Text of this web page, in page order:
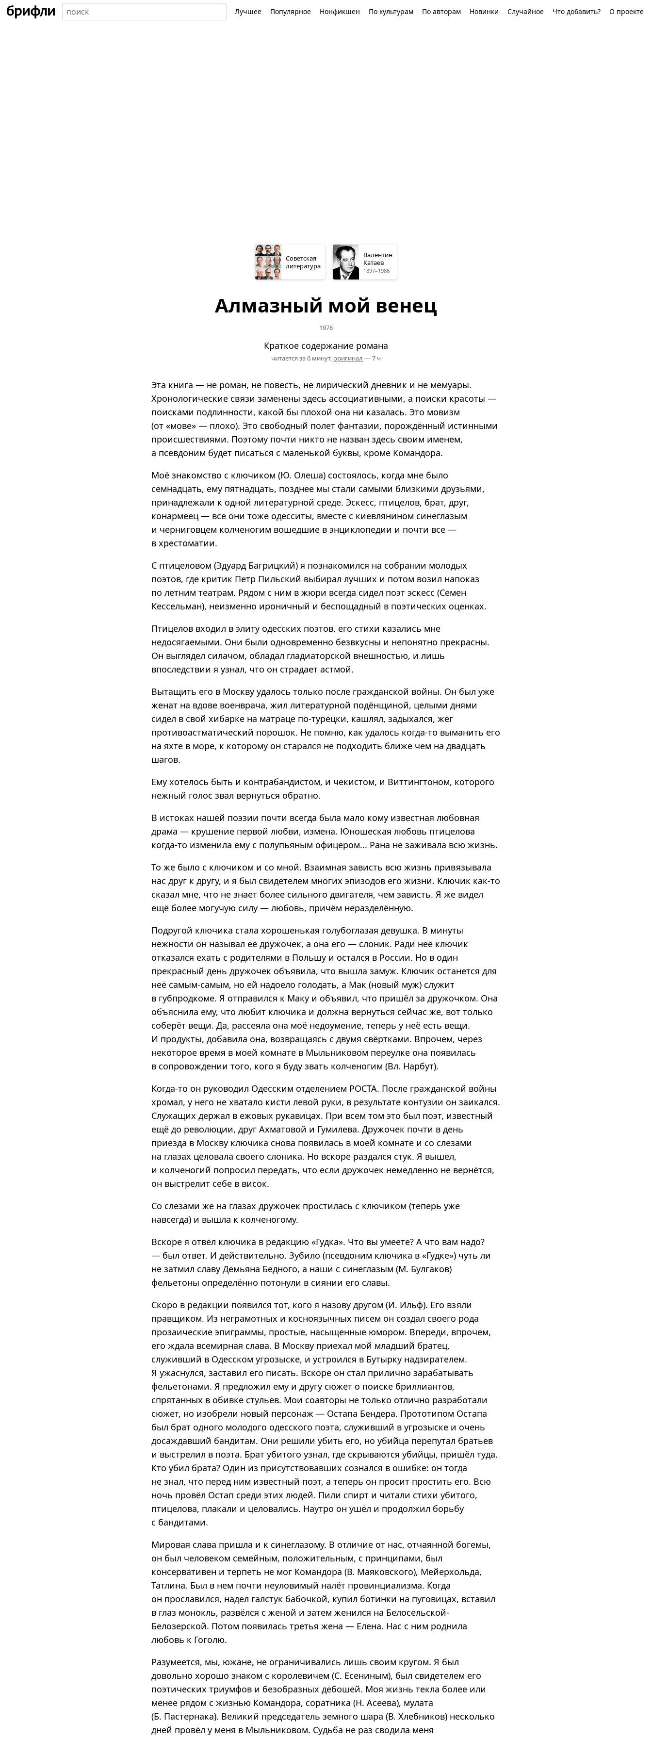
Лучшее Популярное Нонфикшен По культурам По авторам Новинки Случайное Что добавить? О проекте
Советская
литература
Валентин
Катаев
1897–1986
Алмазный мой венец
1978
Краткое содержание романа
читается за 6 минут,оригинал — 7 ч
Эта книга — не роман, не повесть, не лирический дневник и не мемуары.
Хронологические связи заменены здесь ассоциативными, а поиски красоты —
поисками подлинности, какой бы плохой она ни казалась. Это мовизм
(от «мове» — плохо). Это свободный полет фантазии, порождённый истинными
происшествиями. Поэтому почти никто не назван здесь своим именем,
а псевдоним будет писаться с маленькой буквы, кроме Командора.
Моё знакомство с ключиком (Ю. Олеша) состоялось, когда мне было
семнадцать, ему пятнадцать, позднее мы стали самыми близкими друзьями,
принадлежали к одной литературной среде. Эскесс, птицелов, брат, друг,
конармеец — все они тоже одесситы, вместе с киевлянином синеглазым
и черниговцем колченогим вошедшие в энциклопедии и почти все —
в хрестоматии.
С птицеловом (Эдуард Багрицкий) я познакомился на собрании молодых
поэтов, где критик Петр Пильский выбирал лучших и потом возил напоказ
по летним театрам. Рядом с ним в жюри всегда сидел поэт эскесс (Семен
Кессельман), неизменно ироничный и беспощадный в поэтических оценках.
Птицелов входил в элиту одесских поэтов, его стихи казались мне
недосягаемыми. Они были одновременно безвкусны и непонятно прекрасны.
Он выглядел силачом, обладал гладиаторской внешностью, и лишь
впоследствии я узнал, что он страдает астмой.
Вытащить его в Москву удалось только после гражданской войны. Он был уже
женат на вдове военврача, жил литературной подёнщиной, целыми днями
сидел в свой хибарке на матраце по-турецки, кашлял, задыхался, жёг
противоастматический порошок. Не помню, как удалось когда-то выманить его
на яхте в море, к которому он старался не подходить ближе чем на двадцать
шагов.
Ему хотелось быть и контрабандистом, и чекистом, и Виттингтоном, которого
нежный голос звал вернуться обратно.
В истоках нашей поэзии почти всегда была мало кому известная любовная
драма — крушение первой любви, измена. Юношеская любовь птицелова
когда-то изменила ему с полупьяным офицером... Рана не заживала всю жизнь.
То же было с ключиком и со мной. Взаимная зависть всю жизнь привязывала
нас друг к другу, и я был свидетелем многих эпизодов его жизни. Ключик как-то
сказал мне, что не знает более сильного двигателя, чем зависть. Я же видел
ещё более могучую силу — любовь, причём неразделённую.
Подругой ключика стала хорошенькая голубоглазая девушка. В минуты
нежности он называл её дружочек, а она его — слоник. Ради неё ключик
отказался ехать с родителями в Польшу и остался в России. Но в один
прекрасный день дружочек объявила, что вышла замуж. Ключик останется для
неё самым-самым, но ей надоело голодать, а Мак (новый муж) служит
в губпродкоме. Я отправился к Маку и объявил, что пришёл за дружочком. Она
объяснила ему, что любит ключика и должна вернуться сейчас же, вот только
соберёт вещи. Да, рассеяла она моё недоумение, теперь у неё есть вещи.
И продукты, добавила она, возвращаясь с двумя свёртками. Впрочем, через
некоторое время в моей комнате в Мыльниковом переулке она появилась
в сопровождении того, кого я буду звать колченогим (Вл. Нарбут).
Когда-то он руководил Одесским отделением РОСТА. После гражданской войны
хромал, у него не хватало кисти левой руки, в результате контузии он заикался.
Служащих держал в ежовых рукавицах. При всем том это был поэт, известный
ещё до революции, друг Ахматовой и Гумилева. Дружочек почти в день
приезда в Москву ключика снова появилась в моей комнате и со слезами
на глазах целовала своего слоника. Но вскоре раздался стук. Я вышел,
и колченогий попросил передать, что если дружочек немедленно не вернётся,
он выстрелит себе в висок.
Со слезами же на глазах дружочек простилась с ключиком (теперь уже
навсегда) и вышла к колченогому.
Вскоре я отвёл ключика в редакцию «Гудка». Что вы умеете? А что вам надо?
— был ответ. И действительно. Зубило (псевдоним ключика в «Гудке») чуть ли
не затмил славу Демьяна Бедного, а наши с синеглазым (М. Булгаков)
фельетоны определённо потонули в сиянии его славы.
Скоро в редакции появился тот, кого я назову другом (И. Ильф). Его взяли
правщиком. Из неграмотных и косноязычных писем он создал своего рода
прозаические эпиграммы, простые, насыщенные юмором. Впереди, впрочем,
его ждала всемирная слава. В Москву приехал мой младший братец,
служивший в Одесском угрозыске, и устроился в Бутырку надзирателем.
Я ужаснулся, заставил его писать. Вскоре он стал прилично зарабатывать
фельетонами. Я предложил ему и другу сюжет о поиске бриллиантов,
спрятанных в обивке стульев. Мои соавторы не только отлично разработали
сюжет, но изобрели новый персонаж — Остапа Бендера. Прототипом Остапа
был брат одного молодого одесского поэта, служивший в угрозыске и очень
досаждавший бандитам. Они решили убить его, но убийца перепутал братьев
и выстрелил в поэта. Брат убитого узнал, где скрываются убийцы, пришёл туда.
Кто убил брата? Один из присутствовавших сознался в ошибке: он тогда
не знал, что перед ним известный поэт, а теперь он просит простить его. Всю
ночь провёл Остап среди этих людей. Пили спирт и читали стихи убитого,
птицелова, плакали и целовались. Наутро он ушёл и продолжил борьбу
с бандитами.
Мировая слава пришла и к синеглазому. В отличие от нас, отчаянной богемы,
он был человеком семейным, положительным, с принципами, был
консервативен и терпеть не мог Командора (В. Маяковского), Мейерхольда,
Татлина. Был в нем почти неуловимый налёт провинциализма. Когда
он прославился, надел галстук бабочкой, купил ботинки на пуговицах, вставил
в глаз монокль, развёлся с женой и затем женился на Белосельской-
Белозерской. Потом появилась третья жена — Елена. Нас с ним роднила
любовь к Гоголю.
Разумеется, мы, южане, не ограничивались лишь своим кругом. Я был
довольно хорошо знаком с королевичем (С. Есениным), был свидетелем его
поэтических триумфов и безобразных дебошей. Моя жизнь текла более или
менее рядом с жизнью Командора, соратника (Н. Асеева), мулата
(Б. Пастернака). Великий председатель земного шара (В. Хлебников) несколько
дней провёл у меня в Мыльниковом. Судьба не раз сводила меня